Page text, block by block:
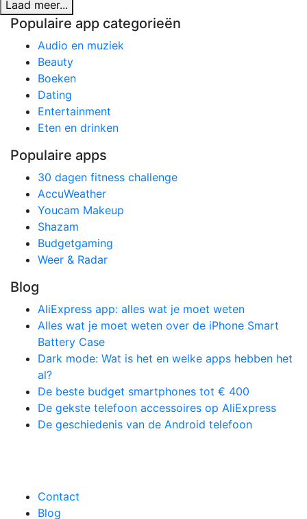
Laad meer...
Populaire app categorieën
Audio en muziek
Beauty
Boeken
Dating
Entertainment
Eten en drinken
Populaire apps
30 dagen fitness challenge
AccuWeather
Youcam Makeup
Shazam
Budgetgaming
Weer & Radar
Blog
AliExpress app: alles wat je moet weten
Alles wat je moet weten over de iPhone Smart
Battery Case
Dark mode: Wat is het en welke apps hebben het
al?
De beste budget smartphones tot € 400
De gekste telefoon accessoires op AliExpress
De geschiedenis van de Android telefoon
Contact
Blog